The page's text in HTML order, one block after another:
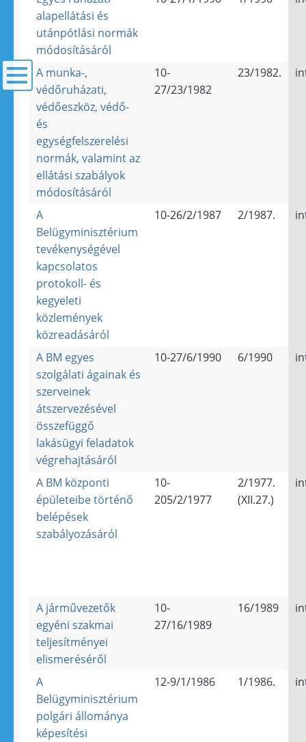
alapellátási és
utánpótlási normák
módosításáról
A munka-,
védőruházati,
védőeszköz, védő-
és
egységfelszerelési
normák, valamint az
ellátási szabályok
módosításáról
10-
27/23/1982
23/1982.
A
Belügyminisztérium
tevékenységével
kapcsolatos
protokoll- és
kegyeleti
közlemények
közreadásáról
10-26/2/1987 2/1987.
A BM egyes
szolgálati ágainak és
szerveinek
átszervezésével
összefüggő
lakásügyi feladatok
végrehajtásáról
10-27/6/1990 6/1990
A BM központi
épületeibe történő
belépések
szabályozásáról
10-
205/2/1977
2/1977.
(XII.27.)
A járművezetők
egyéni szakmai
teljesítményei
elismeréséről
10-
27/16/1989
16/1989
A
Belügyminisztérium
polgári állománya
képesítési
12-9/1/1986 1/1986.